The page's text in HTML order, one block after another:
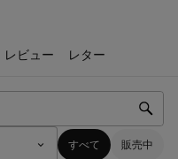
レビュー レター
すべて 販売中